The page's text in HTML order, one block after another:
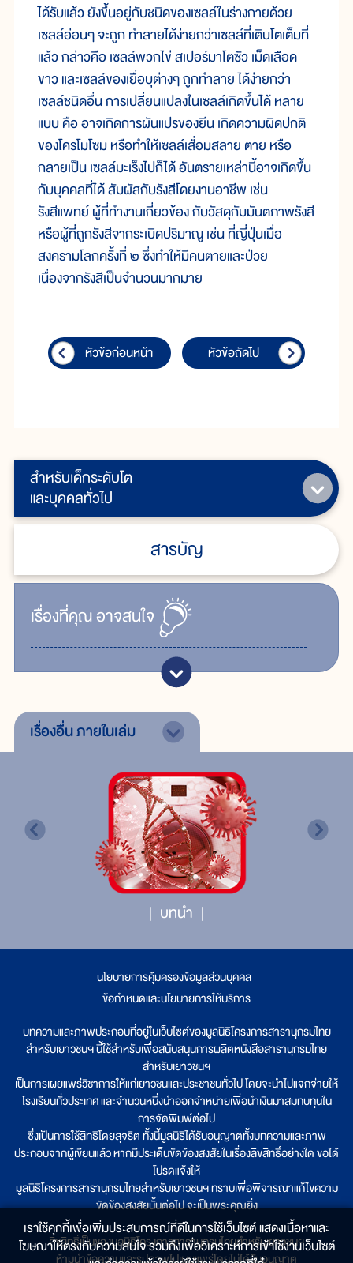
สำหรับเด็กระดับโต
และบุคคลทั่วไป
สารบัญ
เรื่ิองที่คุณอาจสนใจ
ได้รับแล้ว ยังขึ้นอยู่กับชนิดของเซลล์ในร่างกายด้วย
เซลล์อ่อนๆ จะถูก ทำลายได้ง่ายกว่าเซลล์ที่เติบโตเต็มที่
แล้ว กล่าวคือ เซลล์พวกไข่ สเปอร์มาโตซัว เม็ดเลือด
ขาว และเซลล์ของเยื่อบุต่างๆ ถูกทำลาย ได้ง่ายกว่า
เซลล์ชนิดอื่น การเปลี่ยนแปลงในเซลล์เกิดขึ้นได้ หลาย
แบบ คือ อาจเกิดการผันแปรของยีน เกิดความผิดปกติ
ของโครโมโซม หรือทำให้เซลล์เสื่อมสลาย ตาย หรือ
กลายเป็น เซลล์มะเร็งไปก็ได้ อันตรายเหล่านี้อาจเกิดขึ้น
กับบุคคลที่ได้ สัมผัสกับรังสีโดยงานอาชีพ เช่น
รังสีแพทย์ ผู้ที่ทำงานเกี่ยวข้อง กับวัสดุกัมมันตภาพรังสี
หรือผู้ที่ถูกรังสีจากระเบิดปริมาณู เช่น ที่ญี่ปุ่นเมื่อ
สงครามโลกครั้งที่ ๒ ซึ่งทำให้มีคนตายและป่วย
เนื่องจากรังสีเป็นจำนวนมากมาย
หัวข้อก่อนหน้า หัวข้อถัดไป
เรื่องอื่นภายในเล่ม
บทนำ
นโยบายการคุ้มครองข้อมูลส่วนบุคคล
ข้อกำหนดและนโยบายการให้บริการ
บทความและภาพประกอบที่อยู่ในเว็บไซต์ของมูลนิธิโครงการสารานุกรมไทย
สำหรับเยาวชนฯ นี้ใช้สำหรับเพื่อสนับสนุนการผลิตหนังสือสารานุกรมไทย
สำหรับเยาวชนฯ
เป็นการเผยแพร่วิชาการให้แก่เยาวชนและประชาชนทั่วไป โดยจะนำไปแจกจ่ายให้
โรงเรียนทั่วประเทศ และจำนวนหนึ่งนำออกจำหน่ายเพื่อนำเงินมาสมทบทุนใน
การจัดพิมพ์ต่อไป
ซึ่งเป็นการใช้สิทธิโดยสุจริต ทั้งนี้มูลนิธิได้รับอนุญาตทั้งบทความและภาพ
ประกอบจากผู้เขียนแล้ว หากมีประเด็นขัดข้องสงสัยในเรื่องลิขสิทธิ์อย่างใด ขอได้
โปรดแจ้งให้
มูลนิธิโครงการสารานุกรมไทยสำหรับเยาวชนฯ ทราบเพื่อพิจารณาแก้ไขความ
ขัดข้องสงสัยนั้นต่อไป จะเป็นพระคุณยิ่ง
ลิขสิทธิ์เป็นของมูลนิธิโครงการสารานุกรมไทยสำหรับเยาวชนฯ
ห้ามนำข้อความและรูปภาพไปเผยแพร่โดยไม่ได้รับอนุญาต
เราใช้คุกกี้เพื่อเพิ่มประสบการณ์ที่ดีในการใช้เว็บไซต์ แสดงเนื้อหาและ
โฆษณาให้ตรงกับความสนใจ รวมถึงเพื่อวิเคราะห์การเข้าใช้งานเว็บไซต์